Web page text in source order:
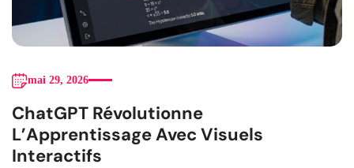
mai 29, 2026
ChatGPT Révolutionne
L’Apprentissage Avec Visuels
Interactifs